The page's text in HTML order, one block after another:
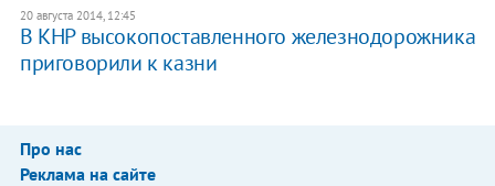
20 августа 2014, 12:45
В КНР высокопоставленного железнодорожника
приговорили к казни
Про нас
Реклама на сайте